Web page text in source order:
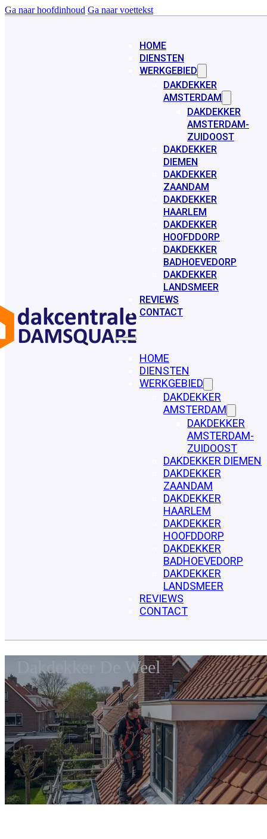
Ga naar hoofdinhoud Ga naar voettekst
HOME
DIENSTEN
WERKGEBIED
DAKDEKKER
AMSTERDAM
DAKDEKKER
AMSTERDAM-
ZUIDOOST
DAKDEKKER
DIEMEN
DAKDEKKER
ZAANDAM
DAKDEKKER
HAARLEM
DAKDEKKER
HOOFDDORP
DAKDEKKER
BADHOEVEDORP
DAKDEKKER
LANDSMEER
REVIEWS
CONTACT
HOME
DIENSTEN
WERKGEBIED
DAKDEKKER
AMSTERDAM
DAKDEKKER
AMSTERDAM-
ZUIDOOST
DAKDEKKER DIEMEN
DAKDEKKER
ZAANDAM
DAKDEKKER
HAARLEM
DAKDEKKER
HOOFDDORP
DAKDEKKER
BADHOEVEDORP
DAKDEKKER
LANDSMEER
REVIEWS
CONTACT
Dakdekker De Weel